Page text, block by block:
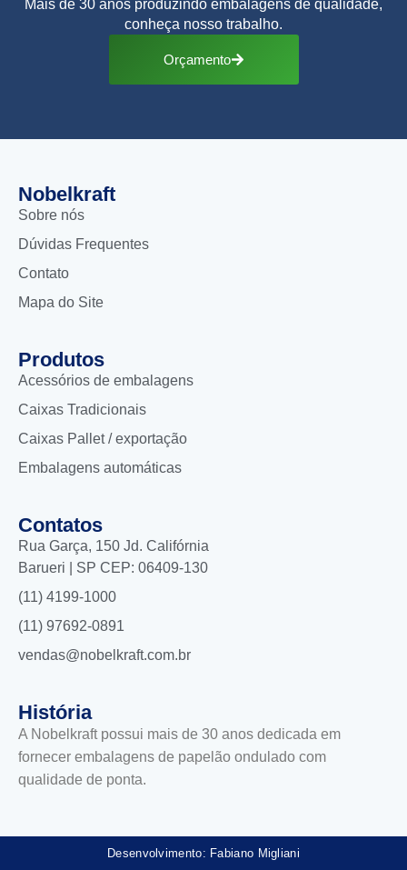
Mais de 30 anos produzindo embalagens de qualidade,
conheça nosso trabalho.
Orçamento
Nobelkraft
Sobre nós
Dúvidas Frequentes
Contato
Mapa do Site
Produtos
Acessórios de embalagens
Caixas Tradicionais
Caixas Pallet / exportação
Embalagens automáticas
Contatos
Rua Garça, 150 Jd. Califórnia
Barueri | SP CEP: 06409-130
(11) 4199-1000
(11) 97692-0891
vendas@nobelkraft.com.br
História
A Nobelkraft possui mais de 30 anos dedicada em
fornecer embalagens de papelão ondulado com
qualidade de ponta.
Desenvolvimento: Fabiano Migliani